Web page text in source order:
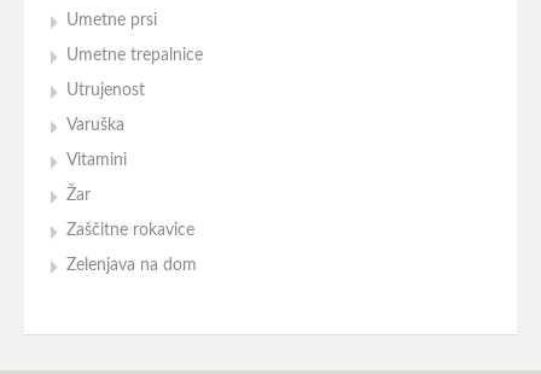
Umetne prsi
Umetne trepalnice
Utrujenost
Varuška
Vitamini
Žar
Zaščitne rokavice
Zelenjava na dom